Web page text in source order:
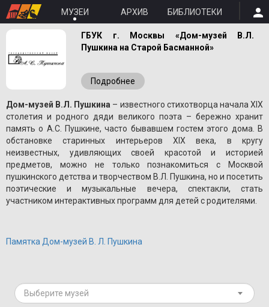
МУЗЕИ АРХИВ БИБЛИОТЕКИ
ГБУК г. Москвы «Дом-музей В.Л.
Пушкина на Старой Басманной»
Подробнее
Дом-музей В.Л. Пушкина – известного стихотворца начала XIX
столетия и родного дяди великого поэта – бережно хранит
память о A.С. Пушкине, часто бывавшем гостем этого дома. В
обстановке старинных интерьеров XIX века, в кругу
неизвестных, удивляющих своей красотой и историей
предметов, можно не только познакомиться с Москвой
пушкинского детства и творчеством В.Л. Пушкина, но и посетить
поэтические и музыкальные вечера, спектакли, стать
участником интерактивных программ для детей с родителями.
Памятка Дом-музей В. Л. Пушкина
Выберите музей